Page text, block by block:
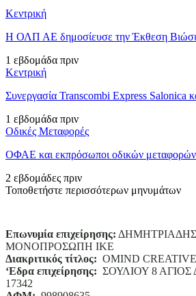
Κεντρική
Η ΟΛΠ ΑΕ δημοσίευσε την Έκθεση
1 εβδομάδα πριν
Κεντρική
Συνεργασία Transcombi Express Salonica
1 εβδομάδα πριν
Οδικές Μεταφορές
ΟΦΑΕ και εκπρόσωποι οδικών
2 εβδομάδες πριν
Τοποθετήστε περισσότερων μηνυμάτων
Επωνυμία επιχείρησης: ΔΗΜΗΤΡΙΑΔΗΣ
ΜΟΝΟΠΡΟΣΩΠΗ ΙΚΕ
Διακριτικός τίτλος: ΟΜΙΝD
‘Eδρα επιχείρησης: ΣΟΥΛΙΟΥ 8
17342